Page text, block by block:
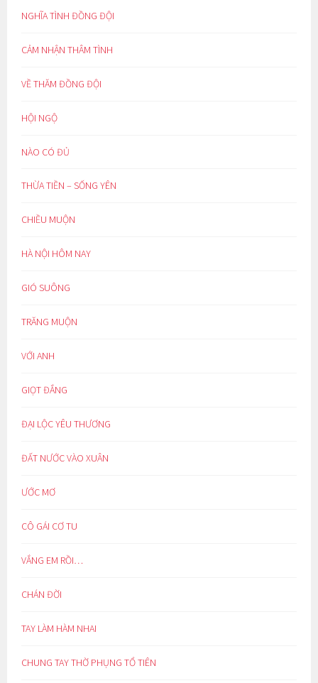
NGHĨA TÌNH ĐỒNG ĐỘI
CẢM NHẬN THÂM TÌNH
VỀ THĂM ĐỒNG ĐỘI
HỘI NGỘ
NÀO CÓ ĐỦ
THỪA TIỀN – SỐNG YÊN
CHIỀU MUỘN
HÀ NỘI HÔM NAY
GIÓ SUÔNG
TRĂNG MUỘN
VỚI ANH
GIỌT ĐẮNG
ĐẠI LỘC YÊU THƯƠNG
ĐẤT NƯỚC VÀO XUÂN
ƯỚC MƠ
CÔ GÁI CƠ TU
VẮNG EM RỒI…
CHÁN ĐỜI
TAY LÀM HÀM NHAI
CHUNG TAY THỜ PHỤNG TỔ TIÊN